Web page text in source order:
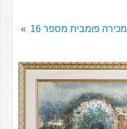
מכירה פומבית מספר 16